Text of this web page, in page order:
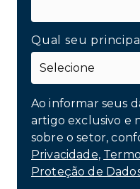
Qual seu
Ao informar seus
artigo exclusivo e
sobre o setor,
Privacidade,
Proteção de